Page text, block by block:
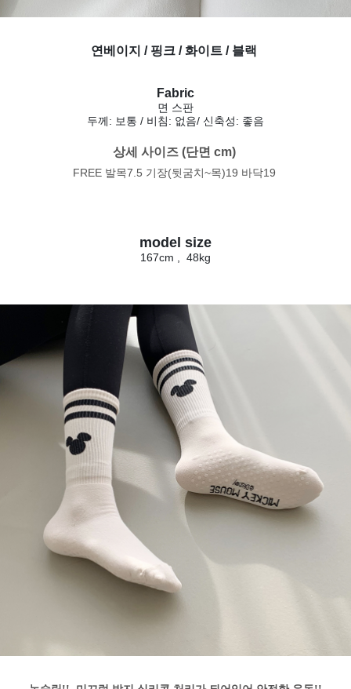
연베이지 / 핑크 / 화이트 / 블랙
Fabric
면 스판
두께: 보통 / 비침: 없음/ 신축성: 좋음
상세 사이즈 (단면 cm)
FREE 발목7.5 기장(뒷굼치~목)19 바닥19
model size
167cm , 48kg